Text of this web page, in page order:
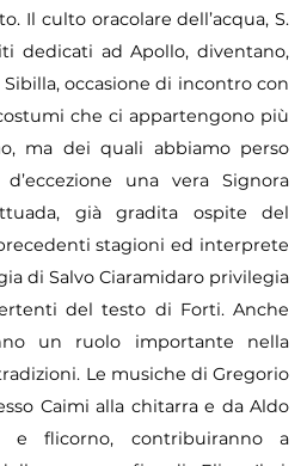
Il culto oracolare dell’acqua, S.
dedicati ad Apollo, diventano,
occasione di incontro con
che ci appartengono più
ma dei quali abbiamo perso
una vera Signora
già gradita ospite del
stagioni ed interprete
di Salvo Ciaramidaro privilegia
del testo di Forti. Anche
un ruolo importante nella
Le musiche di Gregorio
Caimi alla chitarra e da Aldo
e flicorno, contribuiranno a